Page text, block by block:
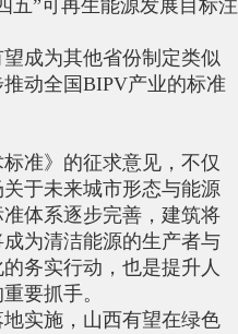
五”可再生能源发展目标注
成为其他省份制定类似
动全国BIPV产业的标准
准》的征求意见，不仅
于未来城市形态与能源
体系逐步完善，建筑将
为清洁能源的生产者与
务实行动，也是提升人
要抓手。
实施，山西有望在绿色